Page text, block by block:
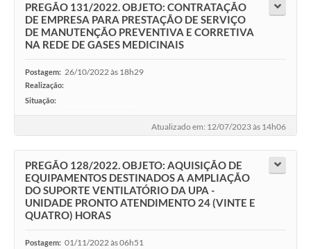
PREGÃO 131/2022. OBJETO: CONTRATAÇÃO
DE EMPRESA PARA PRESTAÇÃO DE SERVIÇO
DE MANUTENÇÃO PREVENTIVA E CORRETIVA
NA REDE DE GASES MEDICINAIS
Postagem: 26/10/2022 às 18h29
Realização:
Situação:
Atualizado em: 12/07/2023 às 14h06
PREGÃO 128/2022. OBJETO: AQUISIÇÃO DE
EQUIPAMENTOS DESTINADOS A AMPLIAÇÃO
DO SUPORTE VENTILATÓRIO DA UPA -
UNIDADE PRONTO ATENDIMENTO 24 (VINTE E
QUATRO) HORAS
Postagem: 01/11/2022 às 06h51